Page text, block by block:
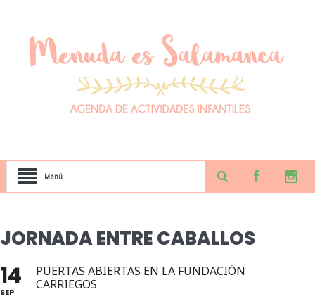
Menú
JORNADA ENTRE CABALLOS
14
SEP
PUERTAS ABIERTAS EN LA FUNDACIÓN
CARRIEGOS